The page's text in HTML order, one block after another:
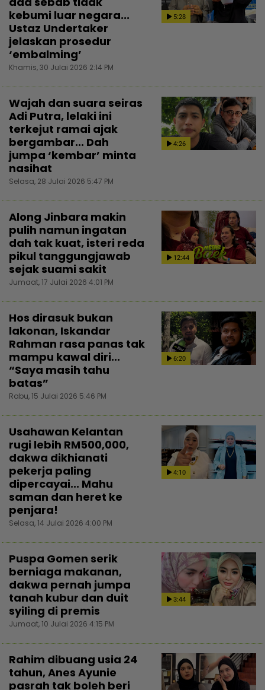
5:28
kebumi luar negara...
Ustaz Undertaker
jelaskan prosedur
‘embalming’
Khamis, 30 Julai 2026 2:14 PM
4:26
Wajah dan suara seiras
Adi Putra, lelaki ini
terkejut ramai ajak
bergambar... Dah
jumpa ‘kembar’ minta
nasihat
Selasa, 28 Julai 2026 5:47 PM
12:44
Along Jinbara makin
pulih namun ingatan
dah tak kuat, isteri reda
pikul tanggungjawab
sejak suami sakit
Jumaat, 17 Julai 2026 4:01 PM
6:20
Hos dirasuk bukan
lakonan, Iskandar
Rahman rasa panas tak
mampu kawal diri...
“Saya masih tahu
batas”
Rabu, 15 Julai 2026 5:46 PM
4:10
Usahawan Kelantan
rugi lebih RM500,000,
dakwa dikhianati
pekerja paling
dipercayai... Mahu
saman dan heret ke
penjara!
Selasa, 14 Julai 2026 4:00 PM
3:44
Puspa Gomen serik
berniaga makanan,
dakwa pernah jumpa
tanah kubur dan duit
syiling di premis
Jumaat, 10 Julai 2026 4:15 PM
Rahim dibuang usia 24
tahun, Anes Ayunie
pasrah tak boleh beri